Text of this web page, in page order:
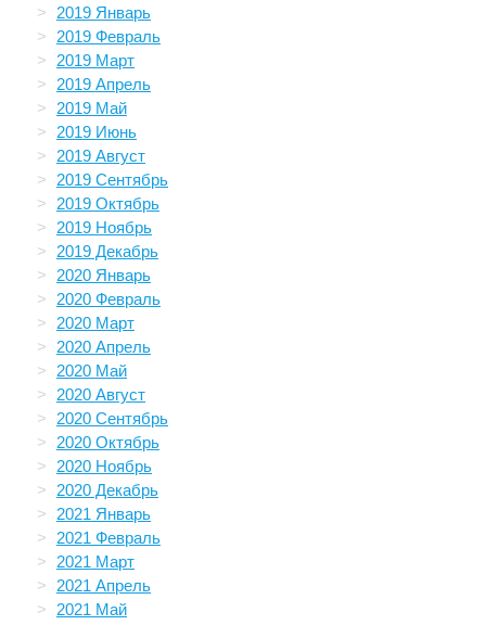
2019 Январь
2019 Февраль
2019 Март
2019 Апрель
2019 Май
2019 Июнь
2019 Август
2019 Сентябрь
2019 Октябрь
2019 Ноябрь
2019 Декабрь
2020 Январь
2020 Февраль
2020 Март
2020 Апрель
2020 Май
2020 Август
2020 Сентябрь
2020 Октябрь
2020 Ноябрь
2020 Декабрь
2021 Январь
2021 Февраль
2021 Март
2021 Апрель
2021 Май